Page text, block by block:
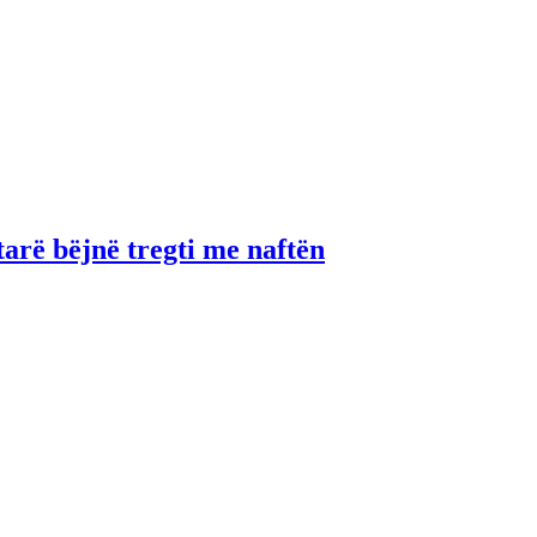
bëjnë tregti me naftën